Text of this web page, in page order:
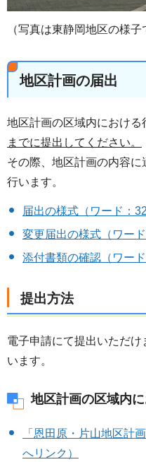
（写真は東静岡地区の様子
地区計画の届出
地区計画の区域内における
までに提出してください。
その際、地区計画の内容
行います。
届出の様式（ワード：
変更届出の様式（ワード
添付書類の確認（ワード
提出方法
電子申請にて提出いただ
います。
地区計画の区域内
「恩田原・片山地区計
へリンク）